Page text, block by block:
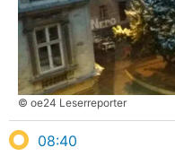
© oe24 Leserreporter
08:40